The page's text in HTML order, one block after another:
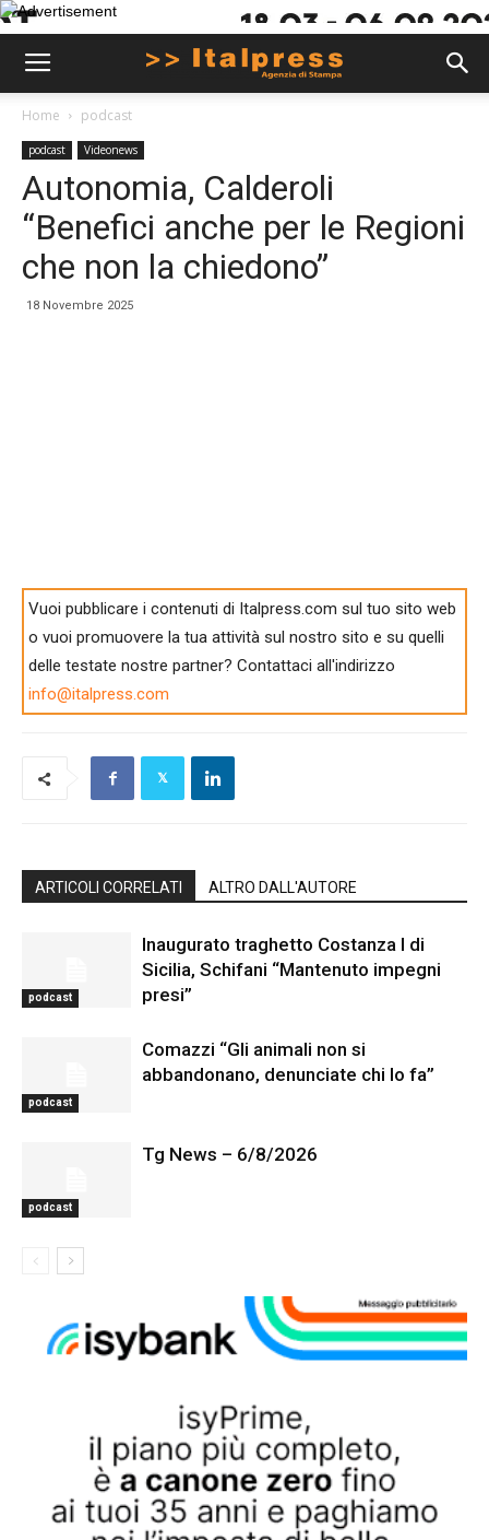
Home podcast
podcast Videonews
Autonomia, Calderoli
“Benefici anche per le Regioni
che non la chiedono”
18 Novembre 2025
Vuoi pubblicare i contenuti di Italpress.com sul tuo sito web
o vuoi promuovere la tua attività sul nostro sito e su quelli
delle testate nostre partner? Contattaci all'indirizzo
info@italpress.com
ARTICOLI CORRELATI ALTRO DALL'AUTORE
podcast
Inaugurato traghetto Costanza I di
Sicilia, Schifani “Mantenuto impegni
presi”
podcast
Comazzi “Gli animali non si
abbandonano, denunciate chi lo fa”
podcast
Tg News – 6/8/2026